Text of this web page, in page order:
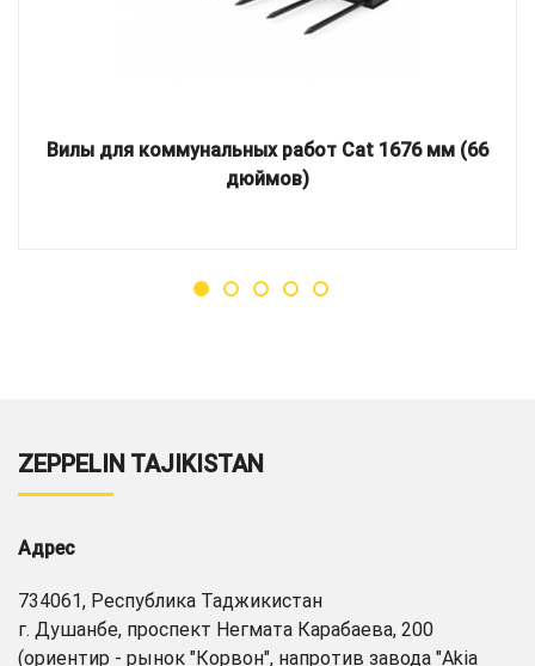
Вилы для коммунальных работ Cat 1676 мм (66
дюймов)
ZEPPELIN TAJIKISTAN
Адрес
734061, Республика Таджикистан
г. Душанбе, проспект Негмата Карабаева, 200
(ориентир - рынок "Корвон", напротив завода "Akia